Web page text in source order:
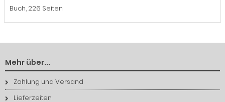
Buch, 226 Seiten
Mehr über...
Zahlung und Versand
Lieferzeiten